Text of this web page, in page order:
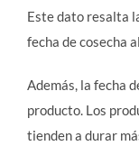
Este dato resalta
fecha de cosecha
Además, la fecha
producto. Los
tienden a durar